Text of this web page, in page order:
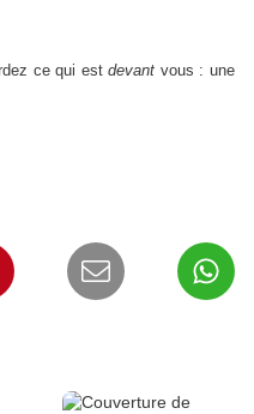
ce qui estdevant vous : une